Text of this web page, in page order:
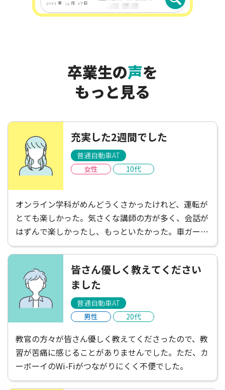
卒業生の声を
もっと見る
充実した2週間でした
普通自動車AT
女性
10代
オンライン学科がめんどうくさかったけれど、運転が
とても楽しかった。気さくな講師の方が多く、会話が
はずんで楽しかったし、もっといたかった。車ガール
は遠くて不便だと感じたけれど、たくさんごはんやさ
んがあって楽しかったし、講師の方がお店を教えてく
ださったりして楽しかった！充実した2週間でした。
皆さん優しく教えてください
ました
普通自動車AT
男性
20代
教官の方々が皆さん優しく教えてくださったので、教
習が苦痛に感じることがありませんでした。ただ、カ
ーボーイのWi-Fiがつながりにくく不便でした。